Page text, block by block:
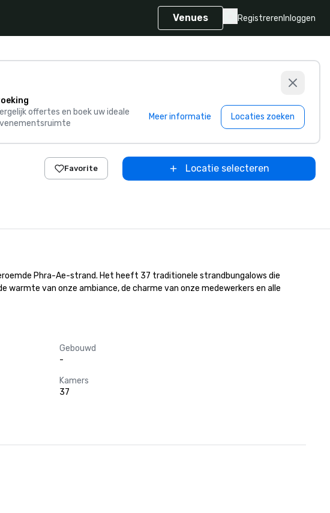
Venues Registreren Inloggen
offertes en boek uw ideale
Meer informatie Locaties zoeken
Favorite Locatie selecteren
Phra-Ae-strand. Het heeft 37 traditionele strandbungalows die
van onze ambiance, de charme van onze medewerkers en alle
Gebouwd
-
Kamers
37